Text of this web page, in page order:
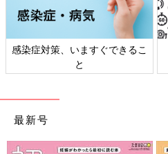
感染症対策、いますぐできるこ
と
最新号